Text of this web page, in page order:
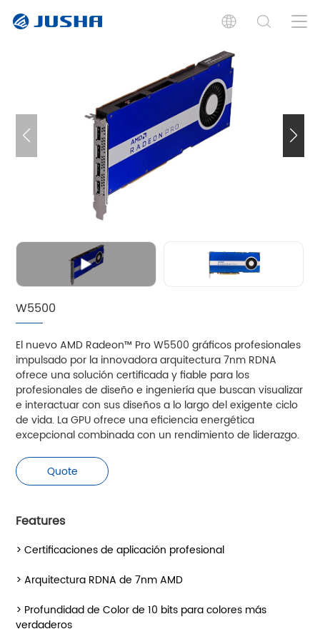
especificaciones
Productos relacionados
W5500
El nuevo AMD Radeon™ Pro W5500 gráficos profesionales
impulsado por la innovadora arquitectura 7nm RDNA
ofrece una solución certificada y fiable para los
profesionales de diseño e ingeniería que buscan visualizar
e interactuar con sus diseños a lo largo del exigente ciclo
de vida. La GPU ofrece una eficiencia energética
excepcional combinada con un rendimiento de liderazgo.
Quote
Features
> Certificaciones de aplicación profesional
> Arquitectura RDNA de 7nm AMD
> Profundidad de Color de 10 bits para colores más
verdaderos